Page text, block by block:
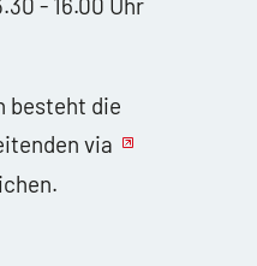
besteht die
via